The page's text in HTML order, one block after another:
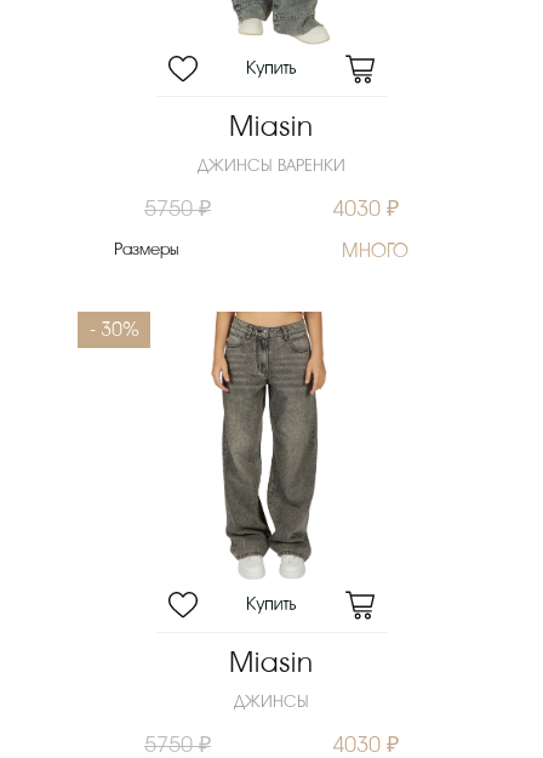
Miasin
ДЖИНСЫ ВАРЕНКИ
5750 ₽ 4030 ₽
Размеры МНОГО
- 30%
Miasin
ДЖИНСЫ
5750 ₽ 4030 ₽